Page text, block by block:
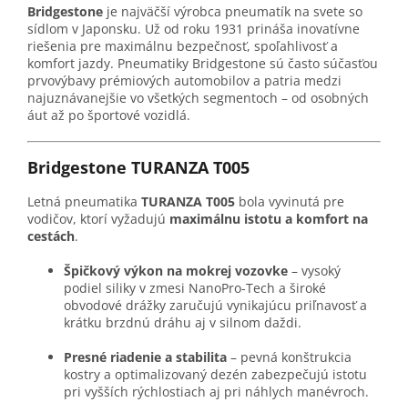
Bridgestone je najväčší výrobca pneumatík na svete so
sídlom v Japonsku. Už od roku 1931 prináša inovatívne
riešenia pre maximálnu bezpečnosť, spoľahlivosť a
komfort jazdy. Pneumatiky Bridgestone sú často súčasťou
prvovýbavy prémiových automobilov a patria medzi
najuznávanejšie vo všetkých segmentoch – od osobných
áut až po športové vozidlá.
Bridgestone TURANZA T005
Letná pneumatika TURANZA T005 bola vyvinutá pre
vodičov, ktorí vyžadujú maximálnu istotu a komfort na
cestách.
Špičkový výkon na mokrej vozovke – vysoký
podiel siliky v zmesi NanoPro-Tech a široké
obvodové drážky zaručujú vynikajúcu priľnavosť a
krátku brzdnú dráhu aj v silnom daždi.
Presné riadenie a stabilita – pevná konštrukcia
kostry a optimalizovaný dezén zabezpečujú istotu
pri vyšších rýchlostiach aj pri náhlych manévroch.